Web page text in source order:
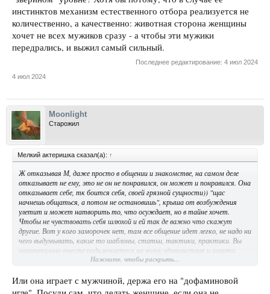
инстинктов механизм естественного отбора реализуется не
количественно, а качественно: животная сторона женщины
хочет не всех мужиков сразу - а чтобы эти мужики
передрались, и выжил самый сильный.
Последнее редактирование: 4 июл 2024
4 июл 2024
Moonlight
Старожил
Мелкий актеришка сказал(а): ↑
Ж отказывая М, даже просто в общении и знакомстве, на самом деле
отказывает не ему, это не он не понравился, он может и понравился. Она
отказывает себе, тк боится себя, своей грязной сущности)) "щас
начнешь общаться, а потом не остановишь", крыша от возбуждения
улетит и может натворить то, что осуждает, но в тайне хочет.
Чтобы не чувствовать себя шлюхой и ей так де важно что скажут
другие. Вот у кого заморочек нет, там все общение идет легко, не надо ни
чего выдумывать, какие то шаблоны, статьи, тактики, практики. Вы
моментально вместе подключаетеся на волну удовольствия и азарта.
Может вы не продолжите общение, но это время было хорошо прям.
Нажмите, чтобы раскрыть...
Или она играет с мужчиной, держа его на "дофаминовой